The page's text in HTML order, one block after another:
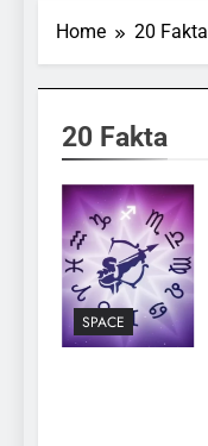
Home 20 Fakta
20 Fakta
SPACE